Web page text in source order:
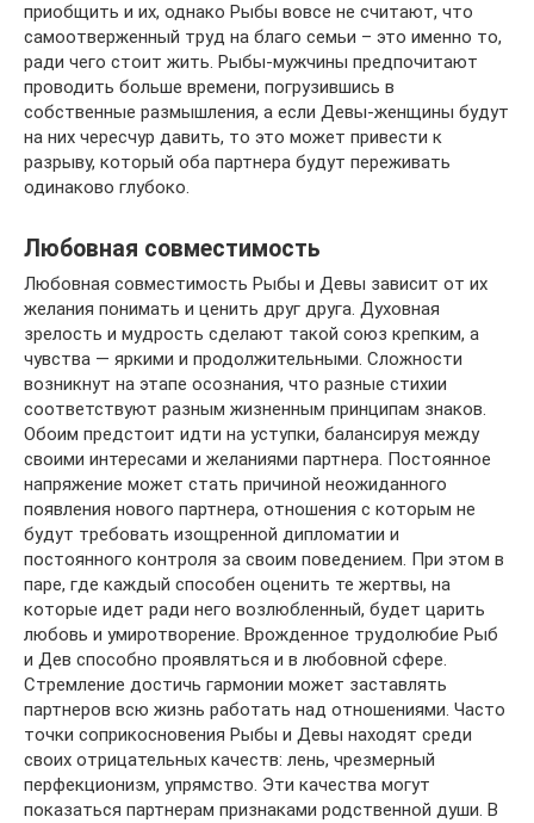
приобщить и их, однако Рыбы вовсе не считают, что
самоотверженный труд на благо семьи – это именно то,
ради чего стоит жить. Рыбы-мужчины предпочитают
проводить больше времени, погрузившись в
собственные размышления, а если Девы-женщины будут
на них чересчур давить, то это может привести к
разрыву, который оба партнера будут переживать
одинаково глубоко.
Любовная совместимость
Любовная совместимость Рыбы и Девы зависит от их
желания понимать и ценить друг друга. Духовная
зрелость и мудрость сделают такой союз крепким, а
чувства — яркими и продолжительными. Сложности
возникнут на этапе осознания, что разные стихии
соответствуют разным жизненным принципам знаков.
Обоим предстоит идти на уступки, балансируя между
своими интересами и желаниями партнера. Постоянное
напряжение может стать причиной неожиданного
появления нового партнера, отношения с которым не
будут требовать изощренной дипломатии и
постоянного контроля за своим поведением. При этом в
паре, где каждый способен оценить те жертвы, на
которые идет ради него возлюбленный, будет царить
любовь и умиротворение. Врожденное трудолюбие Рыб
и Дев способно проявляться и в любовной сфере.
Стремление достичь гармонии может заставлять
партнеров всю жизнь работать над отношениями. Часто
точки соприкосновения Рыбы и Девы находят среди
своих отрицательных качеств: лень, чрезмерный
перфекционизм, упрямство. Эти качества могут
показаться партнерам признаками родственной души. В